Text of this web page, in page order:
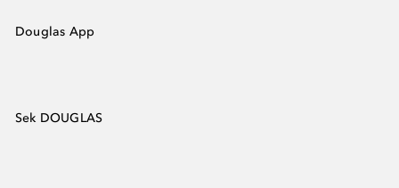
Douglas App
Sek DOUGLAS